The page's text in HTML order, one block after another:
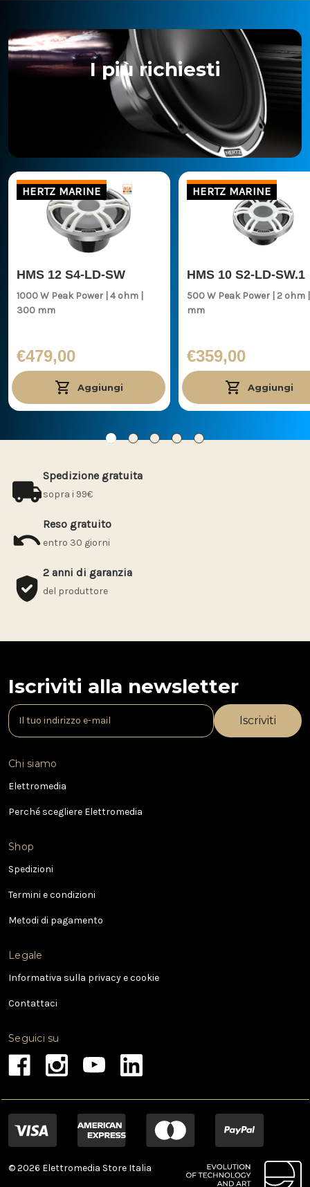
I più richiesti
HERTZ MARINE
HMS 12 S4-LD-SW
1000 W Peak Power | 4 ohm |
300 mm
€479,00
Aggiungi
HERTZ MARINE
HMS 10 S2-LD-SW.1
500 W Peak Power | 2 ohm | 250
mm
€359,00
Aggiungi
Spedizione gratuita
sopra i 99€
Reso gratuito
entro 30 giorni
2 anni di garanzia
del produttore
Iscriviti alla newsletter
I
n
r
i
z
e
m
i
l
Chi siamo
Elettromedia
Perché scegliere Elettromedia
Shop
Spedizioni
Termini e condizioni
Metodi di pagamento
Legale
Informativa sulla privacy e cookie
Contattaci
Seguici su
© 2026 Elettromedia Store Italia